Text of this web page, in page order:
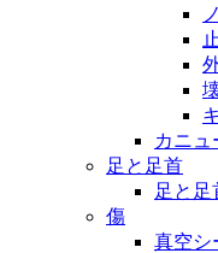
カニュ
足と足首
足と足
傷
真空シ